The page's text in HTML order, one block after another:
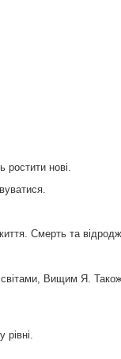
ростити нові.
Смерть та
Вищим Я.